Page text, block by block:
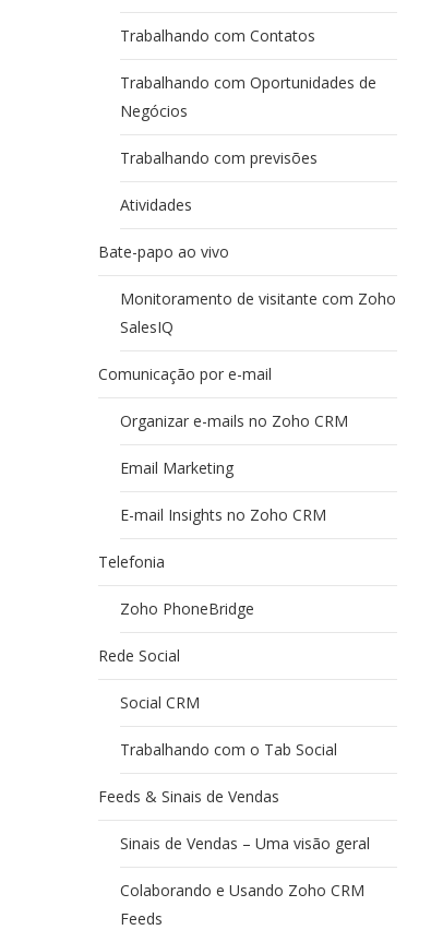
Trabalhando com Contatos
Trabalhando com Oportunidades de
Negócios
Trabalhando com previsões
Atividades
Bate-papo ao vivo
Monitoramento de visitante com Zoho
SalesIQ
Comunicação por e-mail
Organizar e-mails no Zoho CRM
Email Marketing
E-mail Insights no Zoho CRM
Telefonia
Zoho PhoneBridge
Rede Social
Social CRM
Trabalhando com o Tab Social
Feeds & Sinais de Vendas
Sinais de Vendas – Uma visão geral
Colaborando e Usando Zoho CRM
Feeds